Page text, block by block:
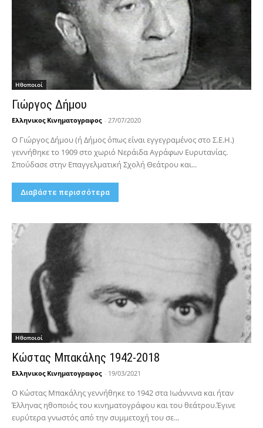
Hθοποιοί
Γιώργος Δήμου
Ελληνικος Κινηματογραφος - 27/07/2020
Ο Γιώργος Δήμου (ή Δήμος όπως είναι εγγεγραμένος στο Σ.Ε.Η.)
γεννήθηκε το 1909 στο χωριό Νεράιδα Αγράφων Ευρυτανίας.
Σπούδασε στην Επαγγελματική Σχολή Θεάτρου και...
Διαβάστε περισσότερα
Hθοποιοί
Κώστας Μπακάλης 1942-2018
Ελληνικος Κινηματογραφος - 19/03/2021
Ο Κώστας Μπακάλης γεννήθηκε το 1942 στα Ιωάννινα και ήταν
Έλληνας ηθοποιός του κινηματογράφου και του θεάτρου.Έγινε
ευρύτερα γνωστός από την συμμετοχή του σε...